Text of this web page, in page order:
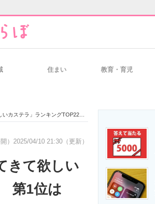
経営リーダーのコミュニティ
製造業のIT導入・活用を支援
住まい 教育・育児
「カステラ （カステラ本家 福砂屋）」【2025年最新調査結果】
） 2025/04/10 21:30（更新）
きて欲しい
第1位は